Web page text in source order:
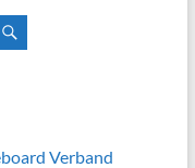
Verband